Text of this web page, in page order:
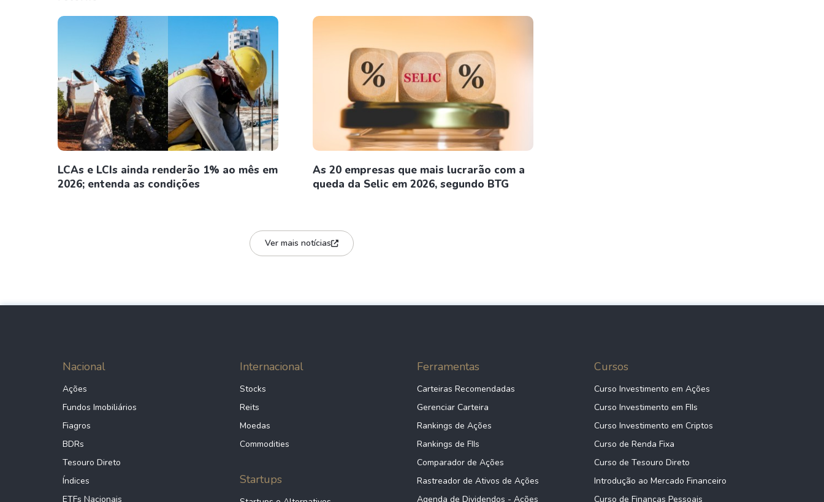
LCAs e LCIs ainda renderão 1% ao mês em
2026; entenda as condições
As 20 empresas que mais lucrarão com a
queda da Selic em 2026, segundo BTG
Ver mais notícias
Nacional
Ações
Fundos Imobiliários
Fiagros
BDRs
Tesouro Direto
Índices
ETFs Nacionais
Internacional
Stocks
Reits
Moedas
Commodities
Startups
Ferramentas
Carteiras Recomendadas
Gerenciar Carteira
Rankings de Ações
Rankings de FIIs
Comparador de Ações
Rastreador de Ativos de Ações
Agenda de Dividendos - Ações
Cursos
Curso Investimento em Ações
Curso Investimento em FIIs
Curso Investimento em Criptos
Curso de Renda Fixa
Curso de Tesouro Direto
Introdução ao Mercado Financeiro
Curso de Finanças Pessoais